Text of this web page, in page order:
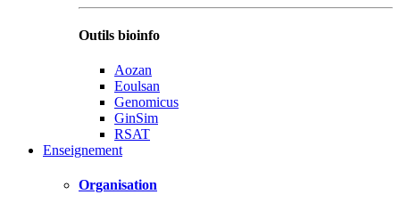
Outils bioinfo
Aozan
Eoulsan
Genomicus
GinSim
RSAT
Enseignement
Organisation